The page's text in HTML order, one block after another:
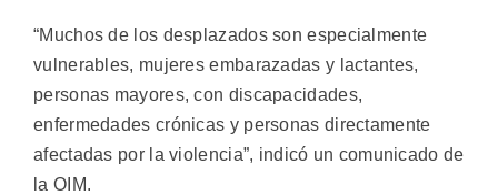
“Muchos de los desplazados son especialmente
vulnerables, mujeres embarazadas y lactantes,
personas mayores, con discapacidades,
enfermedades crónicas y personas directamente
afectadas por la violencia”, indicó un comunicado de
la OIM.